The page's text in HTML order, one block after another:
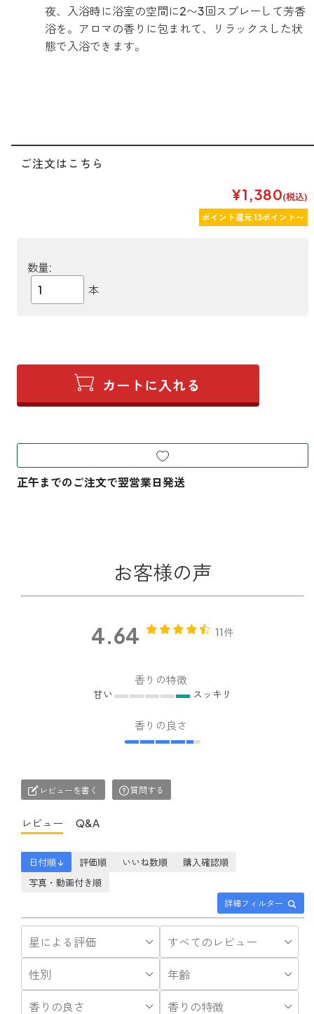
夜、入浴時に浴室の空間に2〜3回スプレーして芳香
浴を。アロマの香りに包まれて、リラックスした状
態で入浴できます。
ご注文はこちら
¥1,380(税込)
ポイント還元 13ポイント〜
数量:
本
お客様の声
4.64 11件
香りの特徴
甘い スッキリ
香りの良さ
レビューを書く 質問する
レビュー Q&A
詳細フィルター
日付順 ↓ 評価順 いいね数順
購入確認順
写真・動画付き順